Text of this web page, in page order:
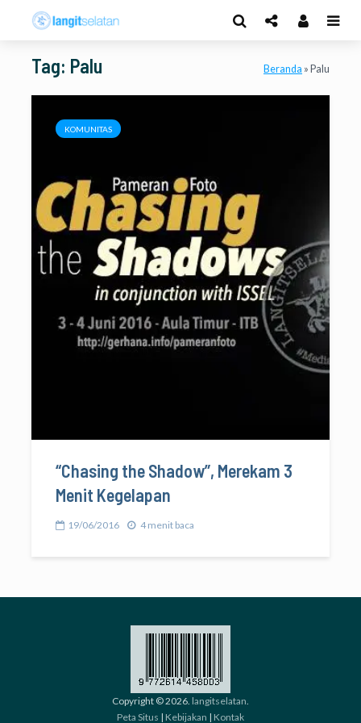
Tag: Palu Beranda » Palu
KOMUNITAS
“Chasing the Shadow”, Merekam 3
Menit Kegelapan
19/06/2016 4 menit baca
Copyright © 2026. langitselatan
Peta Situs | Kebijakan | Kontak